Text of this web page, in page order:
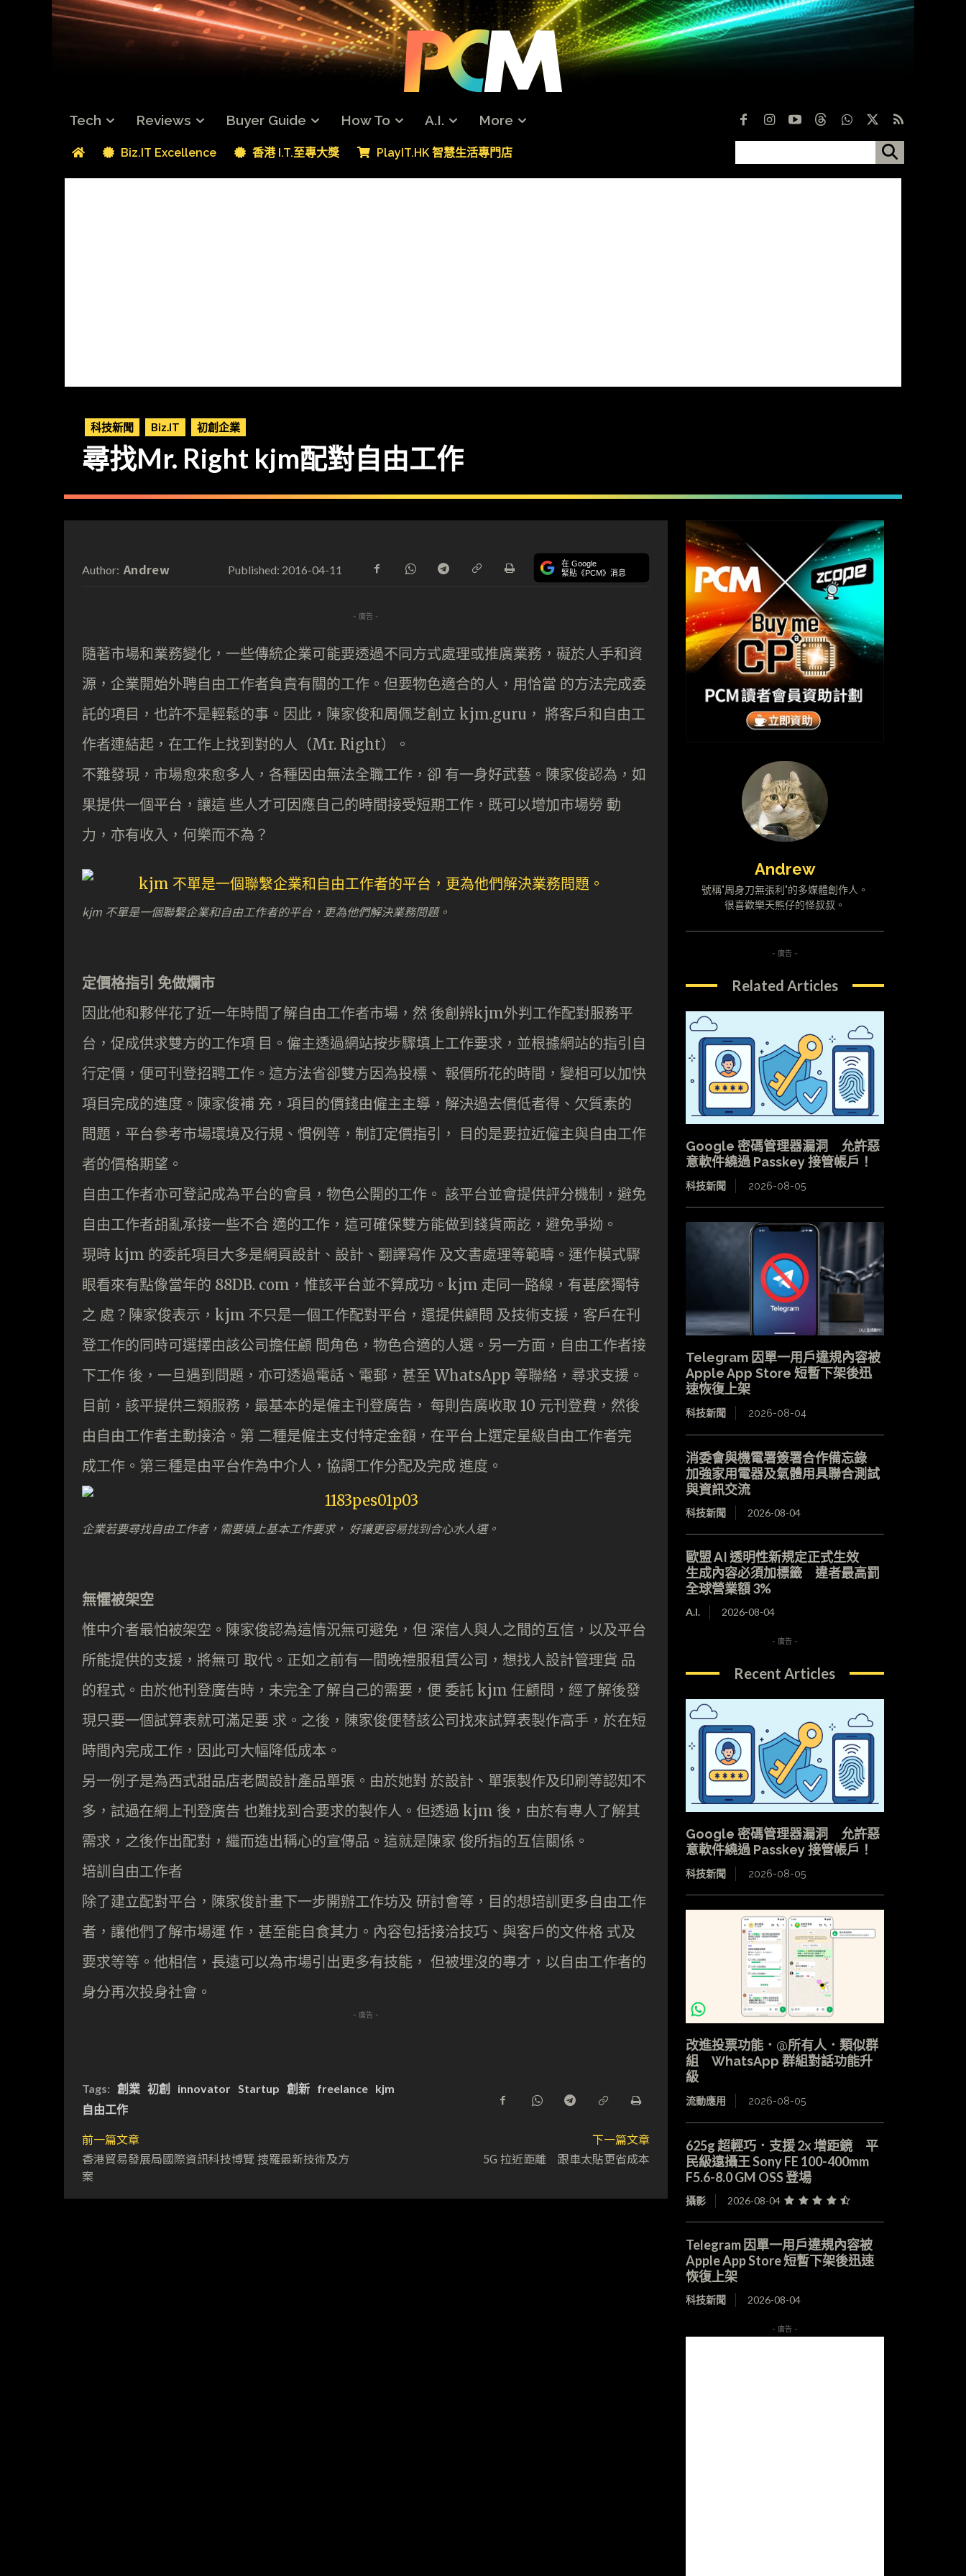
Tech Reviews Buyer Guide How To A.I. More
Biz.IT Excellence 香港 I.T.至專大獎 PlayIT.HK 智慧生活專門店
科技新聞 Biz.IT 初創企業
尋找Mr. Right kjm配對自由工作
Author: Andrew Published: 2016-04-11 在 Google
緊貼《PCM》消息
- 廣告 -
隨著市場和業務變化，一些傳統企業可能要透過不同方式處理或推廣業務，礙於人手和資
源，企業開始外聘自由工作者負責有關的工作。但要物色適合的人，用恰當 的方法完成委
託的項目，也許不是輕鬆的事。因此，陳家俊和周佩芝創立 kjm.guru， 將客戶和自由工
作者連結起，在工作上找到對的人（Mr. Right）。
不難發現，市場愈來愈多人，各種因由無法全職工作，卻 有一身好武藝。陳家俊認為，如
果提供一個平台，讓這 些人才可因應自己的時間接受短期工作，既可以增加市場勞 動
力，亦有收入，何樂而不為？
kjm 不單是一個聯繫企業和自由工作者的平台，更為他們解決業務問題。
定價格指引 免做爛市
因此他和夥伴花了近一年時間了解自由工作者市場，然 後創辨kjm外判工作配對服務平
台，促成供求雙方的工作項 目。僱主透過網站按步驟填上工作要求，並根據網站的指引自
行定價，便可刊登招聘工作。這方法省卻雙方因為投標、 報價所花的時間，變相可以加快
項目完成的進度。陳家俊補 充，項目的價錢由僱主主導，解決過去價低者得、欠質素的
問題，平台參考市場環境及行規、慣例等，制訂定價指引， 目的是要拉近僱主與自由工作
者的價格期望。
自由工作者亦可登記成為平台的會員，物色公開的工作。 該平台並會提供評分機制，避免
自由工作者胡亂承接一些不合 適的工作，這可確保雙方能做到錢貨兩訖，避免爭拗。
現時 kjm 的委託項目大多是網頁設計、設計、翻譯寫作 及文書處理等範疇。運作模式驟
眼看來有點像當年的 88DB. com，惟該平台並不算成功。kjm 走同一路線，有甚麼獨特
之 處？陳家俊表示，kjm 不只是一個工作配對平台，還提供顧問 及技術支援，客戶在刊
登工作的同時可選擇由該公司擔任顧 問角色，物色合適的人選。另一方面，自由工作者接
下工作 後，一旦遇到問題，亦可透過電話、電郵，甚至 WhatsApp 等聯絡，尋求支援。
目前，該平提供三類服務，最基本的是僱主刊登廣告， 每則告廣收取 10 元刊登費，然後
由自由工作者主動接洽。第 二種是僱主支付特定金額，在平台上選定星級自由工作者完
成工作。第三種是由平台作為中介人，協調工作分配及完成 進度。
企業若要尋找自由工作者，需要填上基本工作要求， 好讓更容易找到合心水人選。
無懼被架空
惟中介者最怕被架空。陳家俊認為這情況無可避免，但 深信人與人之間的互信，以及平台
所能提供的支援，將無可 取代。正如之前有一間晚禮服租賃公司，想找人設計管理貨 品
的程式。由於他刊登廣告時，未完全了解自己的需要，便 委託 kjm 任顧問，經了解後發
現只要一個試算表就可滿足要 求。之後，陳家俊便替該公司找來試算表製作高手，於在短
時間內完成工作，因此可大幅降低成本。
另一例子是為西式甜品店老闆設計產品單張。由於她對 於設計、單張製作及印刷等認知不
多，試過在網上刊登廣告 也難找到合要求的製作人。但透過 kjm 後，由於有專人了解其
需求，之後作出配對，繼而造出稱心的宣傳品。這就是陳家 俊所指的互信關係。
培訓自由工作者
除了建立配對平台，陳家俊計畫下一步開辦工作坊及 研討會等，目的想培訓更多自由工作
者，讓他們了解市場運 作，甚至能自食其力。內容包括接洽技巧、與客戶的文件格 式及
要求等等。他相信，長遠可以為市場引出更多有技能， 但被埋沒的專才，以自由工作者的
身分再次投身社會。
- 廣告 -
Tags: 創業 初創 innovator Startup 創新 freelance kjm
自由工作
前一篇文章
香港貿易發展局國際資訊科技博覽 捜羅最新技術及方
案
下一篇文章
5G 拉近距離 跟車太貼更省成本
Andrew
號稱"周身刀無張利"的多媒體創作人。
很喜歡樂天熊仔的怪叔叔。
- 廣告 -
Related Articles
Google 密碼管理器漏洞 允許惡
意軟件繞過 Passkey 接管帳戶！
科技新聞 2026-08-05
Telegram 因單一用戶違規內容被
Apple App Store 短暫下架後迅
速恢復上架
科技新聞 2026-08-04
消委會與機電署簽署合作備忘錄
加強家用電器及氣體用具聯合測試
與資訊交流
科技新聞 2026-08-04
歐盟 AI 透明性新規定正式生效
生成內容必須加標籤 違者最高罰
全球營業額 3%
A.I. 2026-08-04
- 廣告 -
Recent Articles
Google 密碼管理器漏洞 允許惡
意軟件繞過 Passkey 接管帳戶！
科技新聞 2026-08-05
改進投票功能．@所有人．類似群
組 WhatsApp 群組對話功能升
級
流動應用 2026-08-05
625g 超輕巧．支援 2x 增距鏡 平
民級遠攝王 Sony FE 100-400mm
F5.6-8.0 GM OSS 登場
攝影 2026-08-04
Telegram 因單一用戶違規內容被
Apple App Store 短暫下架後迅速
恢復上架
科技新聞 2026-08-04
- 廣告 -